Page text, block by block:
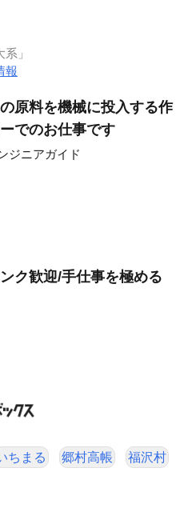
」
報
原料を機械に投入する作
でのお仕事です
ジニアガイド
ク歓迎/手仕事を極める
ちまる 郷村高帳 福沢村